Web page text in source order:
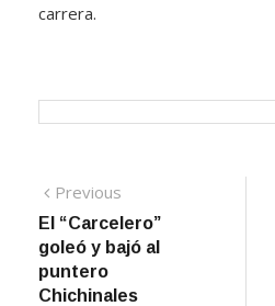
carrera.
Navegación
de
entradas
Previous
post:
El “Carcelero”
goleó y bajó al
puntero
Chichinales